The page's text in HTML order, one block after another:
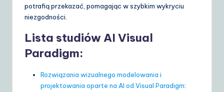
potrafią przekazać, pomagając w szybkim wykryciu
niezgodności.
Lista studiów AI Visual
Paradigm:
Rozwiązania wizualnego modelowania i
projektowania oparte na AI od Visual Paradigm: